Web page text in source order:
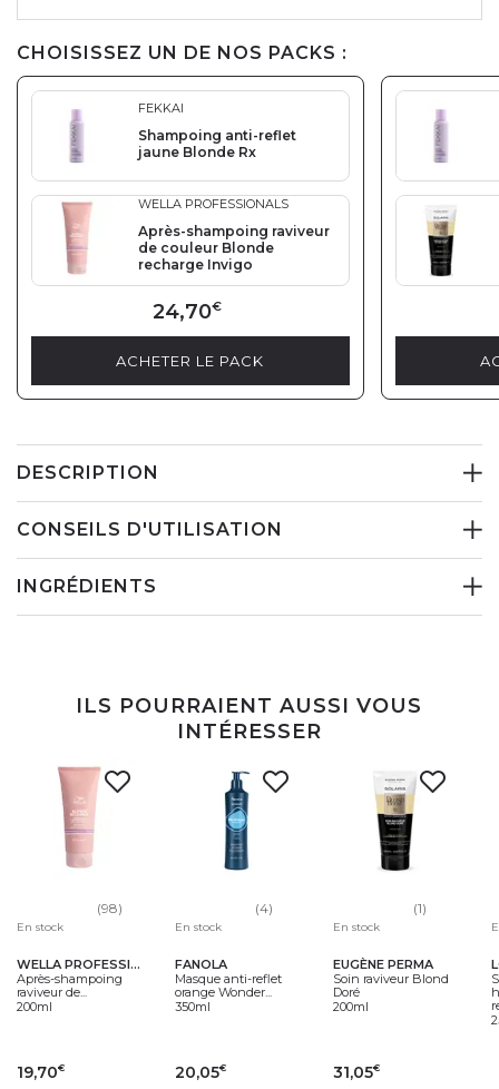
CHOISISSEZ UN DE NOS PACKS :
FEKKAI
Shampoing anti-reflet
jaune Blonde Rx
WELLA PROFESSIONALS
Après-shampoing raviveur
de couleur Blonde
recharge Invigo
24,70€
ACHETER LE PACK
DESCRIPTION
CONSEILS D'UTILISATION
INGRÉDIENTS
ILS POURRAIENT AUSSI VOUS
INTÉRESSER
(98)
En stock
WELLA PROFESSIONALS
Après-shampoing
raviveur de...
200ml
19,70€
(4)
En stock
FANOLA
Masque anti-reflet
orange Wonder...
350ml
20,05€
(1)
En stock
EUGÈNE PERMA
Soin raviveur Blond
Doré
200ml
31,05€